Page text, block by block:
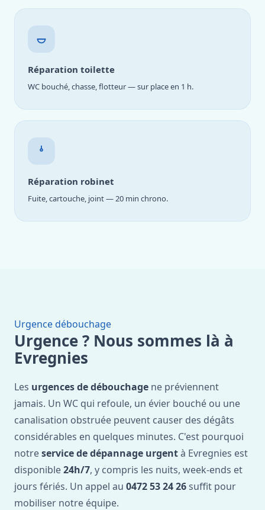
Réparation toilette
WC bouché, chasse, flotteur — sur place en 1 h.
Réparation robinet
Fuite, cartouche, joint — 20 min chrono.
Urgence débouchage
Urgence ? Nous sommes là à
Evregnies
Les urgences de débouchage ne préviennent
jamais. Un WC qui refoule, un évier bouché ou une
canalisation obstruée peuvent causer des dégâts
considérables en quelques minutes. C'est pourquoi
notreservice de dépannage urgentà Evregnies est
disponible24h/7, y compris les nuits, week-ends et
jours fériés. Un appel au 0472 53 24 26 suffit pour
mobiliser notre équipe.